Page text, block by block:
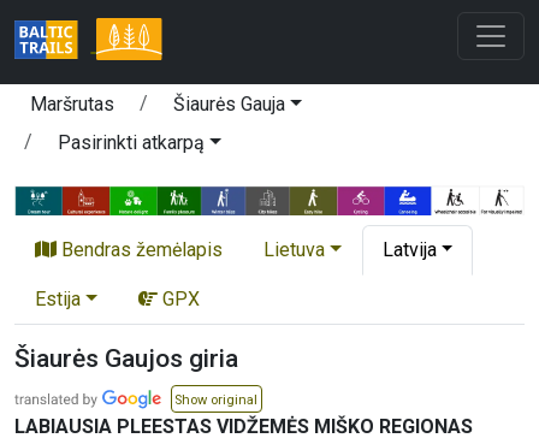
Maršrutas
Šiaurės Gauja
Pasirinkti atkarpą
Bendras žemėlapis Lietuva Latvija
Estija GPX
Šiaurės Gaujos giria
Show original
LABIAUSIA PLEESTAS VIDŽEMĖS MIŠKO REGIONAS